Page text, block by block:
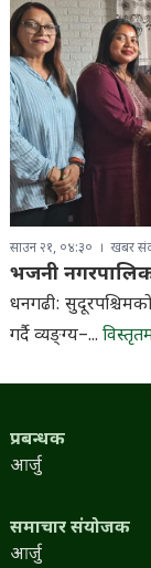
साउन २१, ०४:३० खबर
भजनी
धनगढी:
गर्दै व्यङ्ग्य–...
प्रबन्धक
आर्जु
समाचार संयोजक
आर्जु